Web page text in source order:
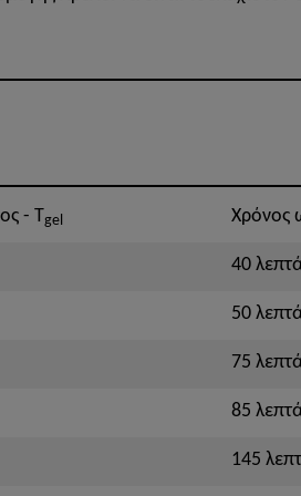
- Tgel Χρόνος
40
50
75
85
145